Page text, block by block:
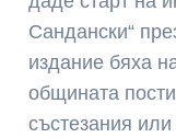
Сандански“
издание бяха
общината
състезания